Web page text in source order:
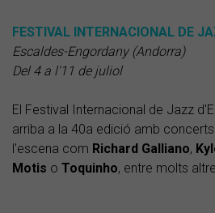
FESTIVAL INTERNACIONAL DE
Escaldes-Engordany (Andorra)
Del 4 a l'11 de juliol
El Festival Internacional de Jazz
arriba a la 40a edició amb
l'escena com Richard Galliano,
Motis o Toquinho, entre molts